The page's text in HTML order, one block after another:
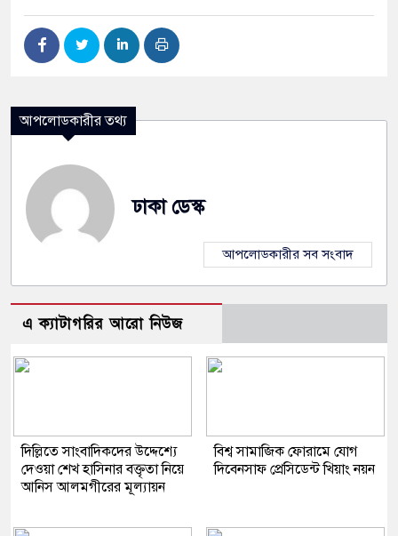
আপলোডকারীর তথ্য
ঢাকা ডেস্ক
আপলোডকারীর সব সংবাদ
এ ক্যাটাগরির আরো নিউজ
দিল্লিতে সাংবাদিকদের উদ্দেশ্যে
দেওয়া শেখ হাসিনার বক্তৃতা নিয়ে
আনিস আলমগীরের মূল্যায়ন
বিশ্ব সামাজিক ফোরামে যোগ
দিবেনসাফ প্রেসিডেন্ট খিয়াং নয়ন